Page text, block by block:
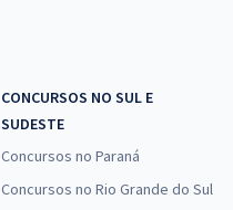
CONCURSOS NO SUL E
SUDESTE
Concursos no Paraná
Concursos no Rio Grande do Sul